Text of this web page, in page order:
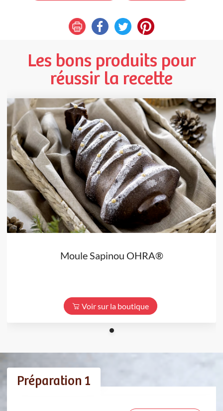
Les bons produits pour
réussir la recette
Moule Sapinou OHRA®
Voir sur la boutique
Préparation 1